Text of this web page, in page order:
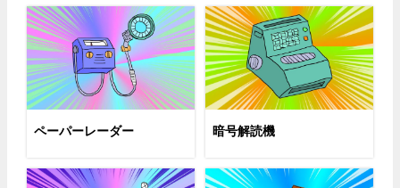
ペーパーレーダー 暗号解読機